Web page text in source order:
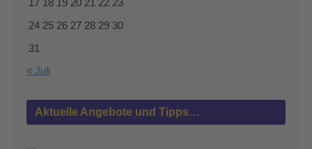
17 18 19 20 21 22 23
24 25 26 27 28 29 30
31
« Juli
Aktuelle Angebote und Tipps…